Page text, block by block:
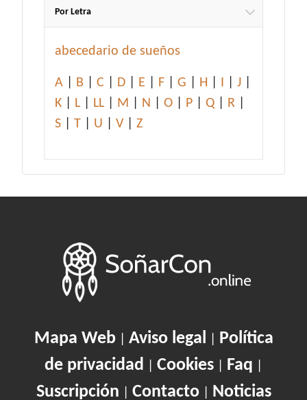
Por Letra
abecedario de sueños
A B C D E F G H I J
K
L LL M N O P Q R
S
T U V Z
Mapa Web| Aviso legal
Política
de privacidad
Cookies Faq
Suscripción Contacto| Noticias